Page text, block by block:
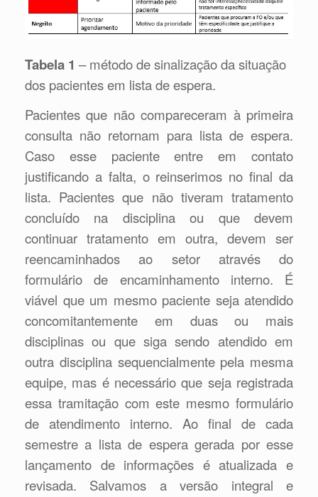
Tabela 1 – método de sinalização da situação
dos pacientes em lista de espera.
Pacientes que não compareceram à primeira
consulta não retornam para lista de espera.
Caso esse paciente entre em contato
justificando a falta, o reinserimos no final da
lista. Pacientes que não tiveram tratamento
concluído na disciplina ou que devem
continuar tratamento em outra, devem ser
reencaminhados ao setor através do
formulário de encaminhamento interno. É
viável que um mesmo paciente seja atendido
concomitantemente em duas ou mais
disciplinas ou que siga sendo atendido em
outra disciplina sequencialmente pela mesma
equipe, mas é necessário que seja registrada
essa tramitação com este mesmo formulário
de atendimento interno. Ao final de cada
semestre a lista de espera gerada por esse
lançamento de informações é atualizada e
revisada. Salvamos a versão integral e